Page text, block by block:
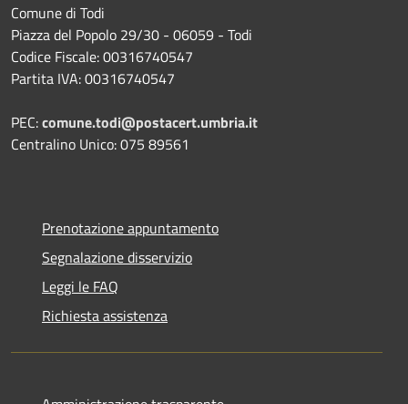
Comune di Todi
Piazza del Popolo 29/30 - 06059 - Todi
Codice Fiscale: 00316740547
Partita IVA: 00316740547
PEC:comune.todi@postacert.umbria.it
Centralino Unico: 075 89561
Prenotazione appuntamento
Segnalazione disservizio
Leggi le FAQ
Richiesta assistenza